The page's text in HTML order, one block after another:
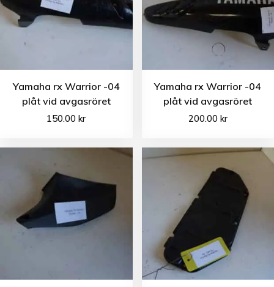
Yamaha rx Warrior -04
plåt vid avgasröret
150.00kr
Yamaha rx Warrior -04
plåt vid avgasröret
200.00 kr